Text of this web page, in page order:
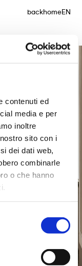
contenuti ed
media e per
inoltre
sito con i
dei dati web,
combinarle
o che hanno
backhomeEN